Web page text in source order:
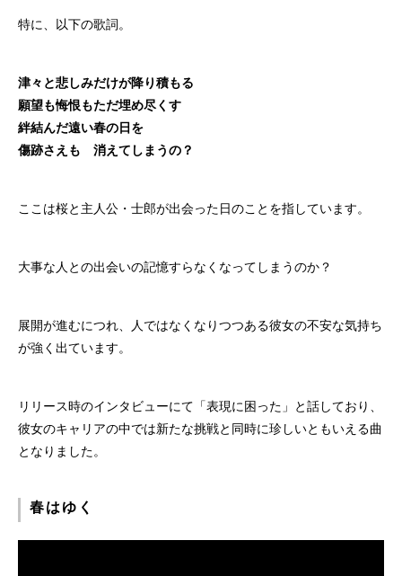
特に、以下の歌詞。
津々と悲しみだけが降り積もる
願望も悔恨もただ埋め尽くす
絆結んだ遠い春の日を
傷跡さえも 消えてしまうの？
ここは桜と主人公・士郎が出会った日のことを指しています。
大事な人との出会いの記憶すらなくなってしまうのか？
展開が進むにつれ、人ではなくなりつつある彼女の不安な気持ち
が強く出ています。
リリース時のインタビューにて「表現に困った」と話しており、
彼女のキャリアの中では新たな挑戦と同時に珍しいともいえる曲
となりました。
春はゆく